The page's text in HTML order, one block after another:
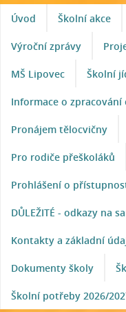
Úvod Školní akce
Výroční zprávy
MŠ Lipovec Školní
Informace o
Pronájem tělocvičny
Pro rodiče přeškoláků
Prohlášení o
DŮLEŽITÉ - odkazy na
Kontakty a základní
Dokumenty školy
Školní potřeby 2026/